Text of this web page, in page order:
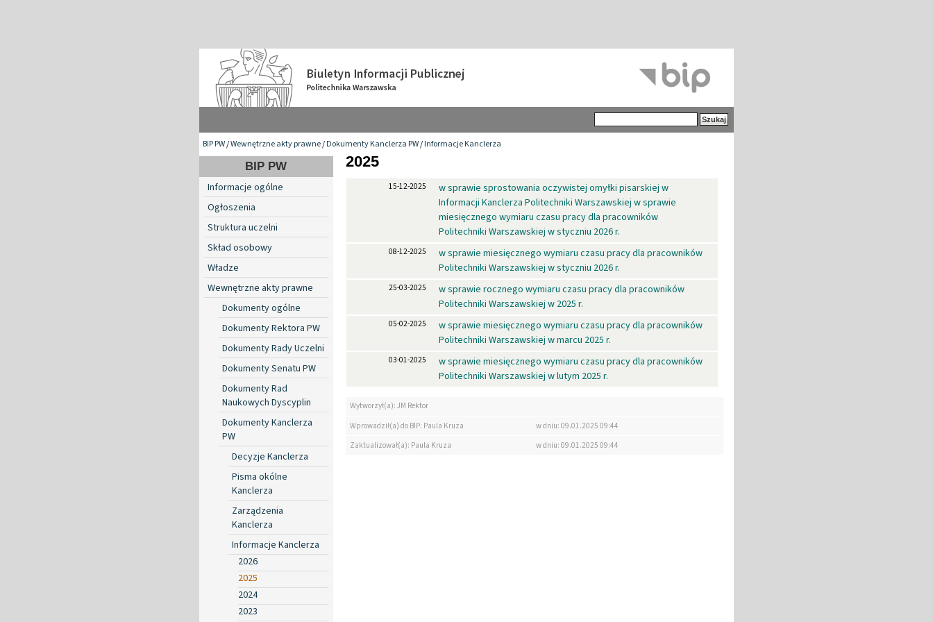
BIP PW/Wewnętrzne akty prawne/Dokumenty Kanclerza PW/Informacje Kanclerza
BIP PW
Informacje ogólne
Ogłoszenia
Struktura uczelni
Skład osobowy
Władze
Wewnętrzne akty prawne
Dokumenty ogólne
Dokumenty Rektora PW
Dokumenty Rady Uczelni
Dokumenty Senatu PW
Dokumenty Rad
Naukowych Dyscyplin
Dokumenty Kanclerza
PW
Decyzje Kanclerza
Pisma okólne
Kanclerza
Zarządzenia
Kanclerza
Informacje Kanclerza
2026
2025
2024
2023
2025
15-12-2025
w sprawie sprostowania oczywistej omyłki pisarskiej w
Informacji Kanclerza Politechniki Warszawskiej w sprawie
miesięcznego wymiaru czasu pracy dla pracowników
Politechniki Warszawskiej w styczniu 2026 r.
08-12-2025
w sprawie miesięcznego wymiaru czasu pracy dla pracowników
Politechniki Warszawskiej w styczniu 2026 r.
25-03-2025
w sprawie rocznego wymiaru czasu pracy dla pracowników
Politechniki Warszawskiej w 2025 r.
05-02-2025
w sprawie miesięcznego wymiaru czasu pracy dla pracowników
Politechniki Warszawskiej w marcu 2025 r.
03-01-2025
w sprawie miesięcznego wymiaru czasu pracy dla pracowników
Politechniki Warszawskiej w lutym 2025 r.
Wytworzył(a): JM Rektor
Wprowadził(a) do BIP: Paula Kruza
w dniu: 09.01.2025 09:44
Zaktualizował(a): Paula Kruza
w dniu: 09.01.2025 09:44